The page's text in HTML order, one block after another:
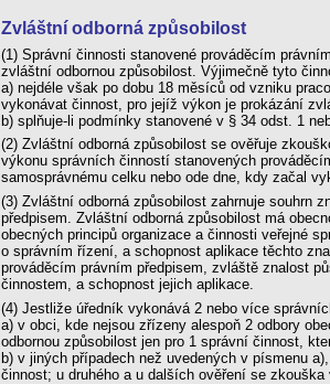
Zvláštní odborná způsobilost
(1) Správní činnosti stanovené prováděcím
zvláštní odbornou způsobilost. Výjimečně tyto
a) nejdéle však po dobu 18 měsíců od vzniku
vykonávat činnost, pro jejíž výkon je prokázání
b) splňuje-li podmínky stanovené v § 34 odst. 1
(2) Zvláštní odborná způsobilost se ověřuje
výkonu správních činností stanovených
samosprávnému celku nebo ode dne, kdy začal
(3) Zvláštní odborná způsobilost zahrnuje souhrn
předpisem. Zvláštní odborná způsobilost má
obecných principů organizace a činnosti veřejné
o správním řízení, a schopnost aplikace těchto
prováděcím právním předpisem, zvláště znalost
činnostem, a schopnost jejich aplikace.
(4) Jestliže úředník vykonává 2 nebo více
a) v obci, kde nejsou zřízeny alespoň 2 odbory
odbornou způsobilost jen pro 1 správní činnost,
b) v jiných případech než uvedených v písmenu
činnost; u druhého a u dalších ověření se